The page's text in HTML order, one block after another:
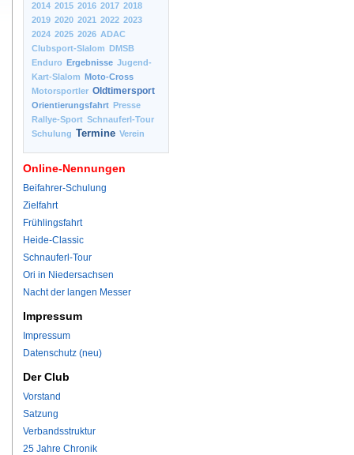
2014 2015 2016 2017 2018
2019 2020 2021 2022 2023
2024 2025 2026 ADAC
Clubsport-Slalom DMSB
Enduro Ergebnisse Jugend-
Kart-Slalom Moto-Cross
Motorsportler Oldtimersport
Orientierungsfahrt Presse
Rallye-Sport Schnauferl-Tour
Schulung Termine Verein
Online-Nennungen
Beifahrer-Schulung
Zielfahrt
Frühlingsfahrt
Heide-Classic
Schnauferl-Tour
Ori in Niedersachsen
Nacht der langen Messer
Impressum
Impressum
Datenschutz (neu)
Der Club
Vorstand
Satzung
Verbandsstruktur
25 Jahre Chronik